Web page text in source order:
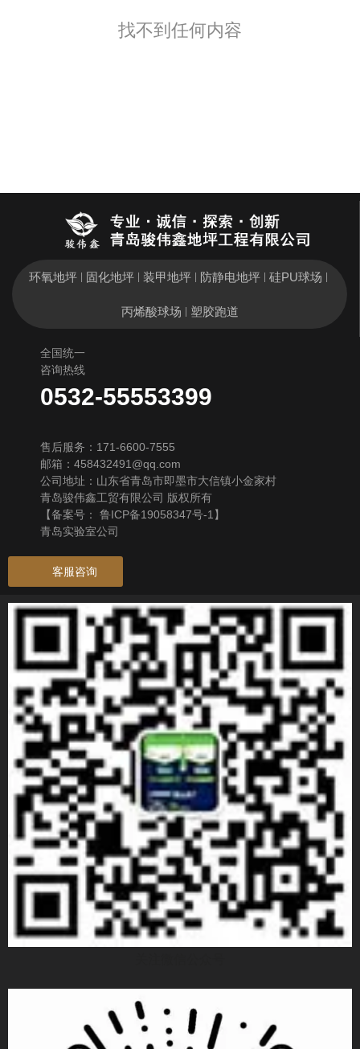
找不到任何内容
环氧地坪 | 固化地坪 | 装甲地坪 | 防静电地坪 | 硅PU球场 |
丙烯酸球场 | 塑胶跑道
全国统一
咨询热线
0532-55553399
售后服务：171-6600-7555
邮箱：458432491@qq.com
公司地址：山东省青岛市即墨市大信镇小金家村
青岛骏伟鑫工贸有限公司 版权所有
【备案号： 鲁ICP备19058347号-1 】
青岛实验室公司
客服咨询